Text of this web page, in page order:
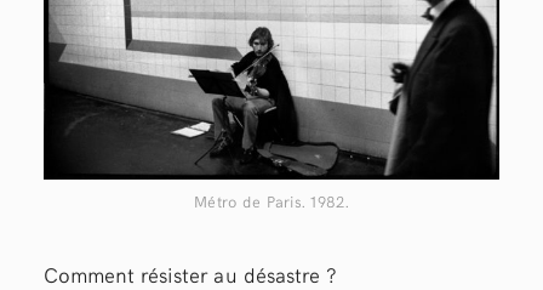
Métro de Paris. 1982.
Comment résister au désastre ?